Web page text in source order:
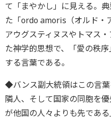
て「まやかし」に見える。
た「ordo amoris（オルド・
アウグスティヌスやトマス
た神学的思想で、「愛の秩
する言葉である。
◆バンス副大統領はこの言
隣人、そして国家の同胞を
が他国の人々よりも先であ